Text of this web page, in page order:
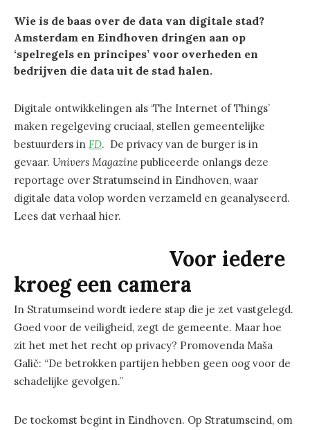
Wie is de baas over de data van digitale stad?
Amsterdam en Eindhoven dringen aan op
‘spelregels en principes’ voor overheden en
bedrijven die data uit de stad halen.
Digitale ontwikkelingen als ‘The Internet of Things’
maken regelgeving cruciaal, stellen gemeentelijke
bestuurders in FD. De privacy van de burger is in
gevaar. Univers Magazine publiceerde onlangs deze
reportage over Stratumseind in Eindhoven, waar
digitale data volop worden verzameld en geanalyseerd.
Lees dat verhaal hier.
Voor iedere
kroeg een camera
In Stratumseind wordt iedere stap die je zet vastgelegd.
Goed voor de veiligheid, zegt de gemeente. Maar hoe
zit het met het recht op privacy? Promovenda Maša
Galič: “De betrokken partijen hebben geen oog voor de
schadelijke gevolgen.”
De toekomst begint in Eindhoven. Op Stratumseind, om